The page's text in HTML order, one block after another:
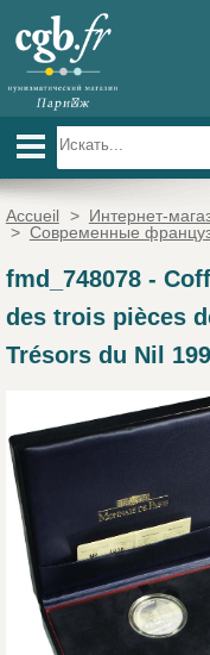
Accueil > Интернет-
> Современные
fmd_748078-
des trois pièces
Trésors du Nil